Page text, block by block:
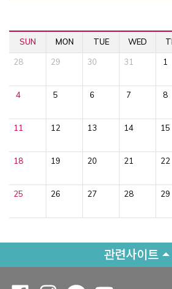
SUN MON TUE WED
28 29 30 31 1
4 5 6 7 8
11 12 13 14 15
18 19 20 21 22
25 26 27 28 29
관련사이트